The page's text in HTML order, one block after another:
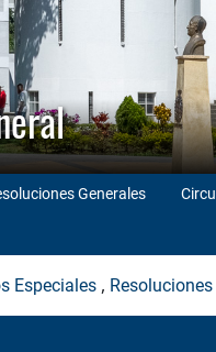
Generales
Especiales ,